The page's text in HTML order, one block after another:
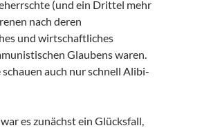
(und ein Drittel mehr
nach deren
und wirtschaftliches
Glaubens waren.
auch nur schnell Alibi-
es zunächst ein Glücksfall,